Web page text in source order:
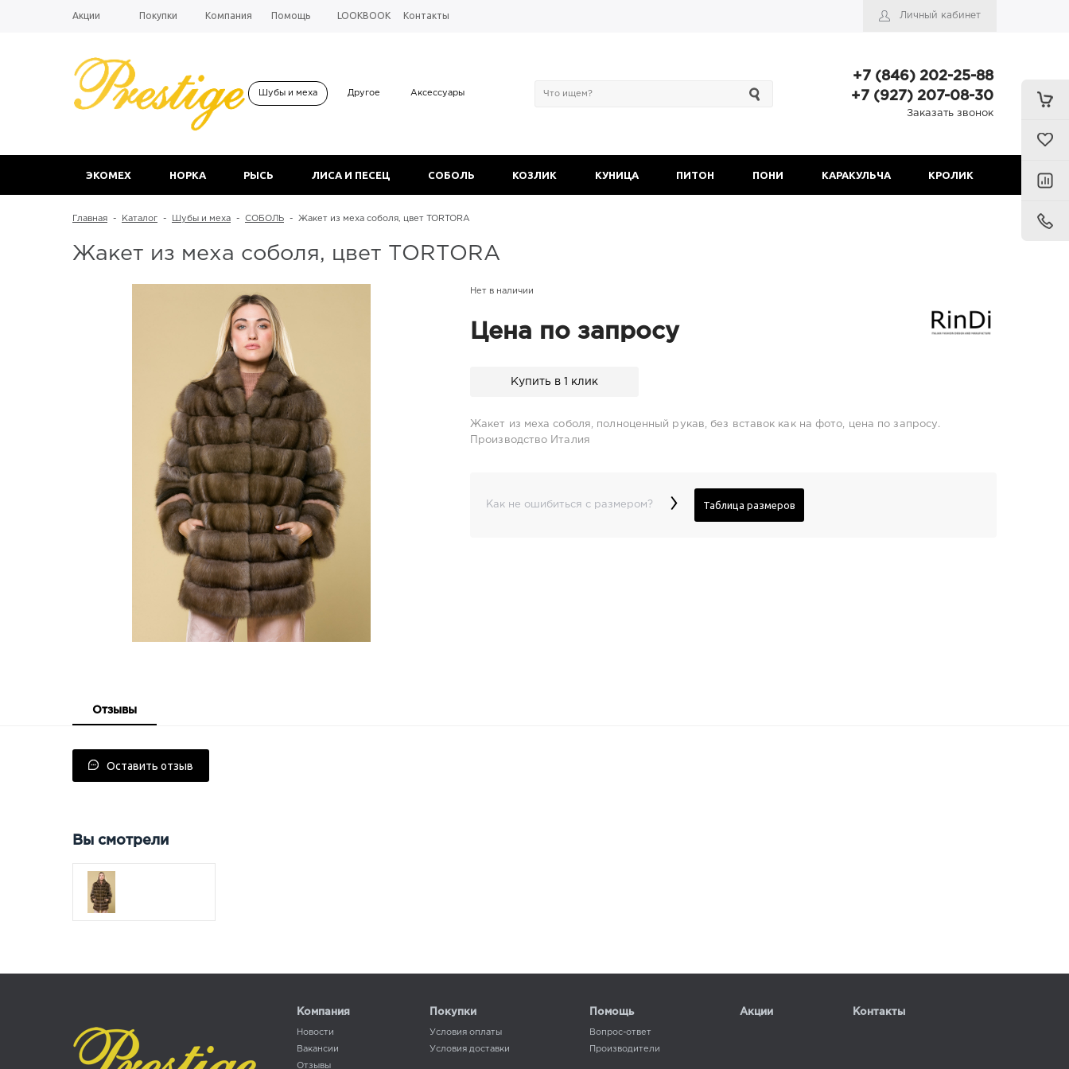
Личный кабинет
Акции Покупки Компания Помощь LOOKBOOK Контакты
Шубы и меха Другое Аксессуары
+7 (846) 202-25-88
+7 (927) 207-08-30
Заказать звонок
ЭКОМЕХ НОРКА РЫСЬ ЛИСА И ПЕСЕЦ СОБОЛЬ КОЗЛИК КУНИЦА ПИТОН ПОНИ КАРАКУЛЬЧА КРОЛИК
Главная - Каталог - Шубы и меха - СОБОЛЬ - Жакет из меха соболя, цвет TORTORA
Жакет из меха соболя, цвет TORTORA
Нет в наличии
Цена по запросу
Купить в 1 клик
Жакет из меха соболя, полноценный рукав, без вставок как на фото, цена по запросу.
Производство Италия
Как не ошибиться с размером? › Таблица размеров
Отзывы
Оставить отзыв
Вы смотрели
Компания
Новости
Вакансии
Отзывы
Покупки
Условия оплаты
Условия доставки
Помощь
Вопрос-ответ
Производители
Акции Контакты